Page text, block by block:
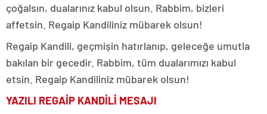
çoğalsın, dualarınız kabul olsun. Rabbim, bizleri
affetsin. Regaip Kandiliniz mübarek olsun!
Regaip Kandili, geçmişin hatırlanıp, geleceğe umutla
bakılan bir gecedir. Rabbim, tüm dualarımızı kabul
etsin. Regaip Kandiliniz mübarek olsun!
YAZILI REGAİP KANDİLİ MESAJI